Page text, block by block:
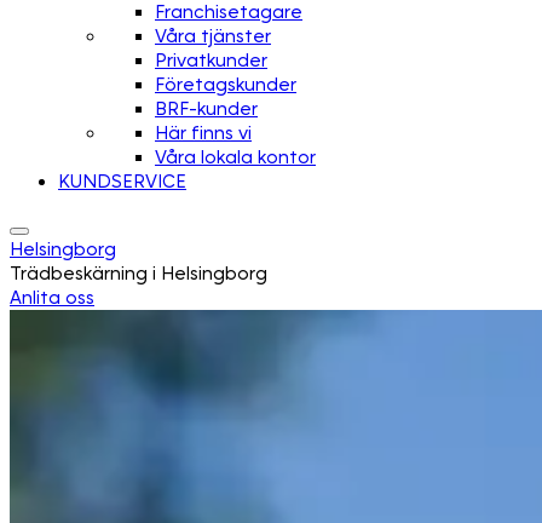
Franchisetagare
Våra tjänster
Privatkunder
Företagskunder
BRF-kunder
Här finns vi
Våra lokala kontor
KUNDSERVICE
Helsingborg
Trädbeskärning i Helsingborg
Anlita oss